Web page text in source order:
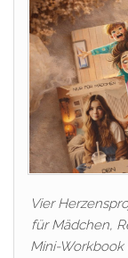
Vier
für Mädchen,
Mini-